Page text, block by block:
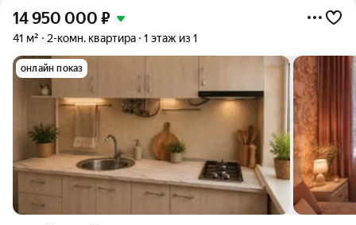
14 950 000 ₽
41 м² 2-комн. квартира 1 этаж из 1
онлайн показ